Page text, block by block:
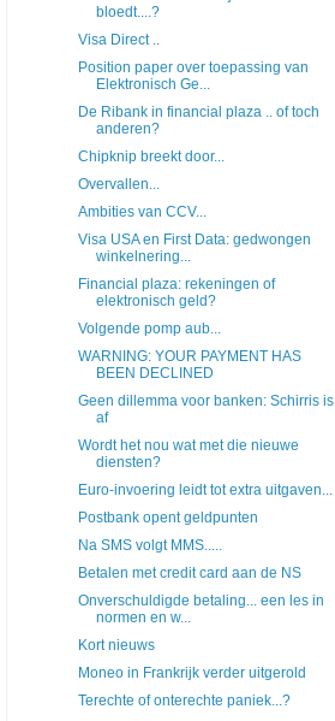
bloedt....?
Visa Direct ..
Position paper over toepassing van
Elektronisch Ge...
De Ribank in financial plaza .. of toch
anderen?
Chipknip breekt door...
Overvallen...
Ambities van CCV...
Visa USA en First Data: gedwongen
winkelnering...
Financial plaza: rekeningen of
elektronisch geld?
Volgende pomp aub...
WARNING: YOUR PAYMENT HAS
BEEN DECLINED
Geen dillemma voor banken: Schirris is
af
Wordt het nou wat met die nieuwe
diensten?
Euro-invoering leidt tot extra uitgaven...
Postbank opent geldpunten
Na SMS volgt MMS.....
Betalen met credit card aan de NS
Onverschuldigde betaling... een les in
normen en w...
Kort nieuws
Moneo in Frankrijk verder uitgerold
Terechte of onterechte paniek...?